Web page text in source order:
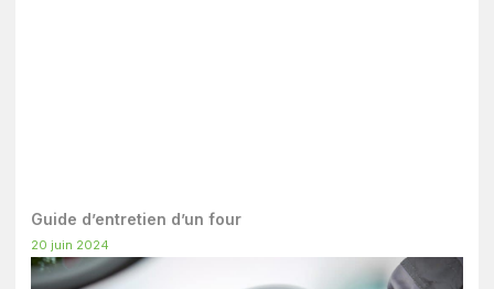
Guide d’entretien d’un four
20 juin 2024